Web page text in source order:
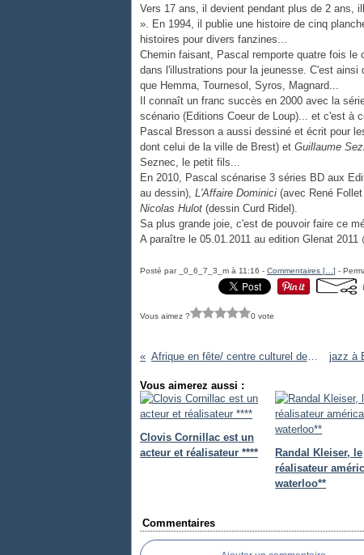
Vers 17 ans, il devient pendant plus de 2 ans,
». En 1994, il publie une histoire de cinq
histoires pour divers fanzines...
Chemin faisant, Pascal remporte quatre fois
dans l'illustrations pour la jeunesse. C'est
que Hemma, Tournesol, Syros, Magnard...
Il connaît un franc succès en 2000 avec la
scénario (Editions Coeur de Loup)... et c'est à
Pascal Bresson a aussi dessiné et écrit pour
dont celui de la ville de Brest) et Guillaume
Seznec, le petit fils...
En 2010, Pascal scénarise 3 séries BD aux
au dessin), L'Affaire Dominici (avec René
Nicolas Hulot (dessin Curd Ridel).
Sa plus grande joie, c'est de pouvoir faire ce
A paraître le 05.01.2011 au edition Glenat
Posté par _0_6_7_3_m à 11:16 - Commentaires [ ] -
Vous aimez ? 0 vote
Afrique en fête/ centre culturel de leuze /
Vous aimerez aussi :
Clovis Cornillac est un
acteur et réalisateur ****
Randal Kleiser, le
réalisateur
waterloo**
Commentaires